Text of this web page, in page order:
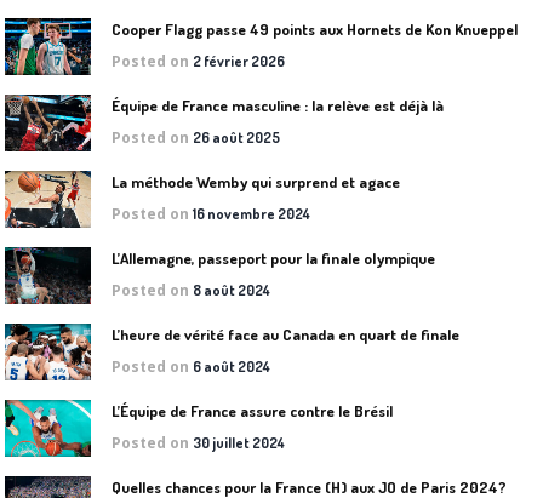
Cooper Flagg passe 49 points aux Hornets de Kon Knueppel
Posted on 2 février 2026
Équipe de France masculine : la relève est déjà là
Posted on 26 août 2025
La méthode Wemby qui surprend et agace
Posted on16 novembre 2024
L’Allemagne, passeport pour la finale olympique
Posted on 8 août 2024
L’heure de vérité face au Canada en quart de finale
Posted on 6 août 2024
L’Équipe de France assure contre le Brésil
Posted on 30 juillet 2024
Quelles chances pour la France (H) aux JO de Paris 2024?